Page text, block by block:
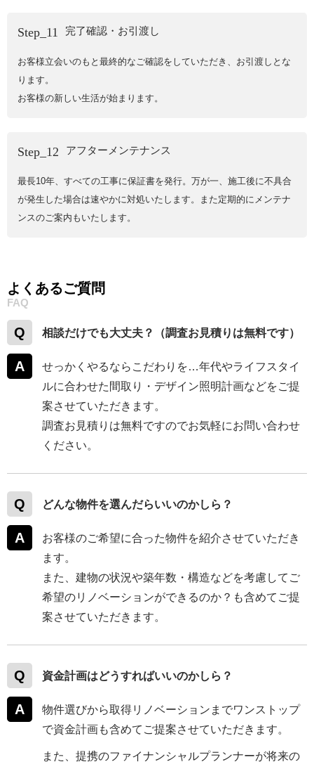
Step_11 完了確認・お引渡し
お客様立会いのもと最終的なご確認をしていただき、お引渡しとな
ります。
お客様の新しい生活が始まります。
Step_12 アフターメンテナンス
最長10年、すべての工事に保証書を発行。万が一、施工後に不具合
が発生した場合は速やかに対処いたします。また定期的にメンテナ
ンスのご案内もいたします。
よくあるご質問
FAQ
相談だけでも大丈夫？（調査お見積りは無料です）
せっかくやるならこだわりを…年代やライフスタイ
ルに合わせた間取り・デザイン照明計画などをご提
案させていただきます。
調査お見積りは無料ですのでお気軽にお問い合わせ
ください。
どんな物件を選んだらいいのかしら？
お客様のご希望に合った物件を紹介させていただき
ます。
また、建物の状況や築年数・構造などを考慮してご
希望のリノベーションができるのか？も含めてご提
案させていただきます。
資金計画はどうすればいいのかしら？
物件選びから取得リノベーションまでワンストップ
で資金計画も含めてご提案させていただきます。
また、提携のファイナンシャルプランナーが将来の